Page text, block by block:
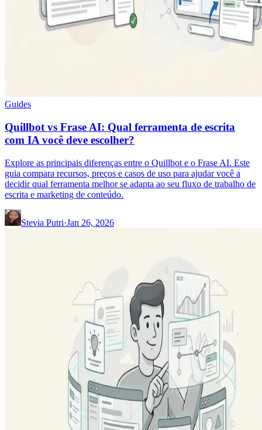
Guides
Quillbot vs Frase AI: Qual ferramenta de escrita
com IA você deve escolher?
Explore as principais diferenças entre o Quillbot e o Frase AI. Este
guia compara recursos, preços e casos de uso para ajudar você a
decidir qual ferramenta melhor se adapta ao seu fluxo de trabalho de
escrita e marketing de conteúdo.
Stevia Putri·Jan 26, 2026